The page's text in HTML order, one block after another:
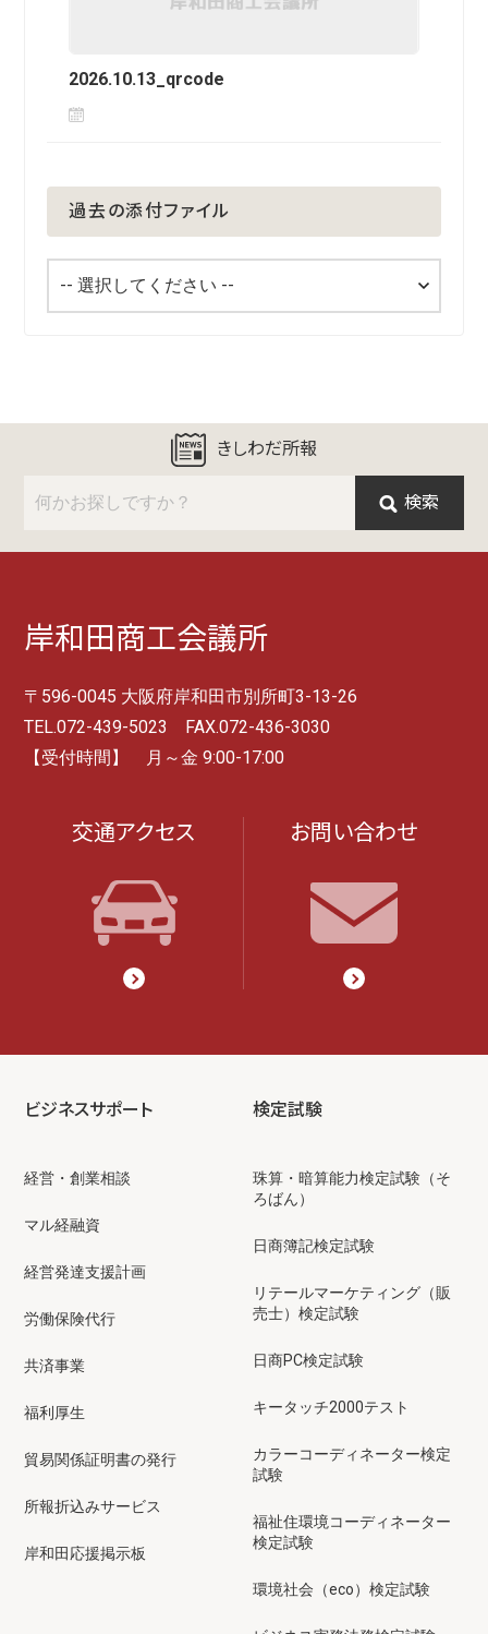
2026.10.13_qrcode
過去の添付ファイル
きしわだ所報
検索
岸和田商工会議所
〒596-0045 大阪府岸和田市別所町3-13-26
TEL.072-439-5023 FAX.072-436-3030
【受付時間】 月～金 9:00-17:00
交通アクセス お問い合わせ
ビジネスサポート
経営・創業相談
マル経融資
経営発達支援計画
労働保険代行
共済事業
福利厚生
貿易関係証明書の発行
所報折込みサービス
岸和田応援掲示板
検定試験
珠算・暗算能力検定試験（そ
ろばん）
日商簿記検定試験
リテールマーケティング（販
売士）検定試験
日商PC検定試験
キータッチ2000テスト
カラーコーディネーター検定
試験
福祉住環境コーディネーター
検定試験
環境社会（eco）検定試験